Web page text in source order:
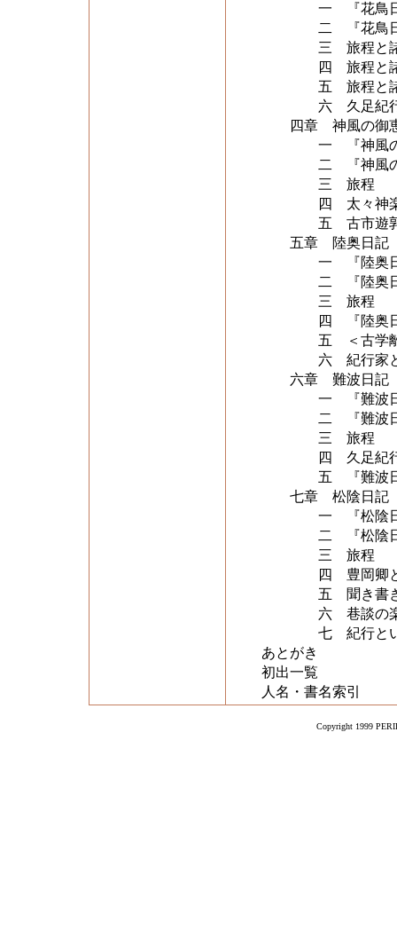
一 『花鳥日記
二 『花鳥日
三 旅程と諸特
四 旅程と諸特
五 旅程と諸特
六 久足紀行文
四章 神風の御
一 『神風の御
二 『神風の御
三 旅程
四 太々神楽
五 古市遊
五章 陸奥日記
一 『陸奥日記
二 『陸奥日
三 旅程
四 『陸奥日記
五 ＜古学離れ
六 紀行家とし
六章 難波日記
一 『難波日記
二 『難波日
三 旅程
四 久足紀行文
五 『難波日記
七章 松陰日記
一 『松陰日記
二 『松陰日
三 旅程
四 豊岡卿と
五 聞き書き
六 巷談の楽
七 紀行とい
あとがき
初出一覧
人名・書名索引
Copyright 1999